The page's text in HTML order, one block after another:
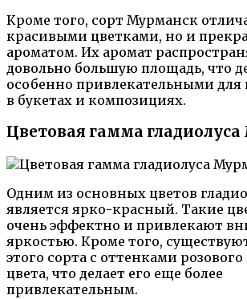
Кроме того, сорт Мурманск
красивыми цветками, но и
ароматом. Их аромат
довольно большую площадь, что
особенно привлекательными для
в букетах и композициях.
Цветовая гамма
Одним из основных цветов
является ярко-красный. Такие
очень эффектно и привлекают
яркостью. Кроме того,
этого сорта с оттенками
цвета, что делает его еще более
привлекательным.